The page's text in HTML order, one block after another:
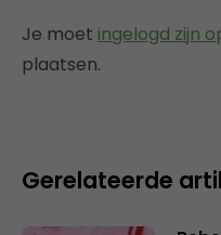
Je moet ingelogd zijn
plaatsen.
Gerelateerde